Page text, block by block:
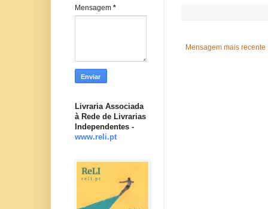
Mensagem mais recente
Mensagem *
Livraria Associada
à Rede de Livrarias
Independentes -
www.reli.pt